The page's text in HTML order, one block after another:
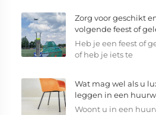
Zorg voor geschikt
volgende feest of
Heb je een feest of
of heb je iets te
Wat mag wel als u
leggen in een
Woont u in een